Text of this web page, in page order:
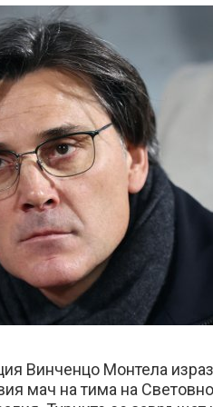
Винченцо Монтела
мач на тима на